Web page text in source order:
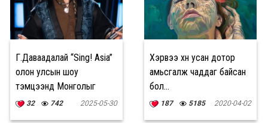
Г.Даваадалай “Sing! Asia”
олон улсын шоу
тэмцээнд Монголыг
төлөөлөн оролцжээ
32 742 2025-05-30
Хэрвээ хүн усан дотор
амьсгалж чаддаг байсан
бол...
187 5185 2020-04-02